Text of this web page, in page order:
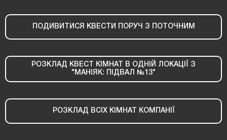
ПОДИВИТИСЯ КВЕСТИ ПОРУЧ З ПОТОЧНИМ
РОЗКЛАД КВЕСТ КІМНАТ В ОДНІЙ ЛОКАЦІЇ З
"МАНІЯК: ПІДВАЛ №13"
РОЗКЛАД ВСІХ КІМНАТ КОМПАНІЇ